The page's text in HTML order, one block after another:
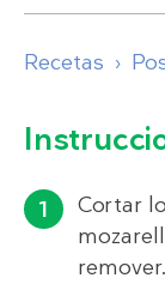
Recetas
Cortar
remover.